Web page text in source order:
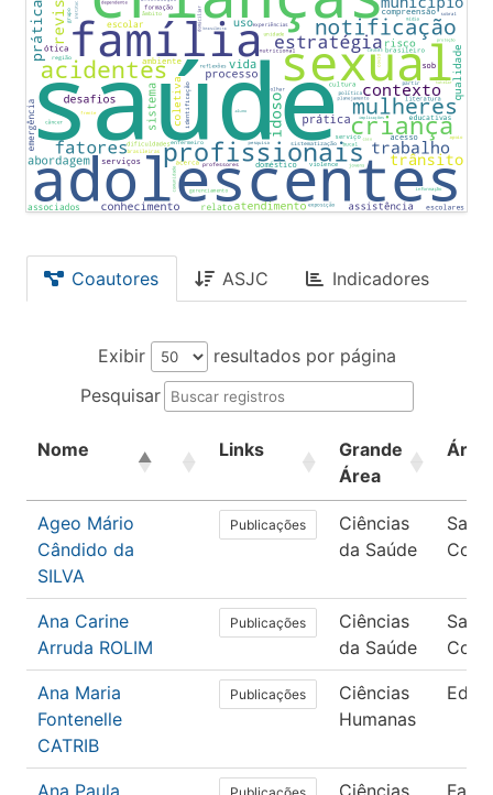
Coautores ASJC Indicadores
Exibir
resultados por página
Pesquisar
Nome Links
Grande
Área
Área
Ageo Mário
Cândido da
SILVA
Publicações
Ciências
da Saúde
Ana Carine
Arruda ROLIM
Publicações
Ciências
da Saúde
Ana Maria
Fontenelle
CATRIB
Publicações
Ciências
Humanas